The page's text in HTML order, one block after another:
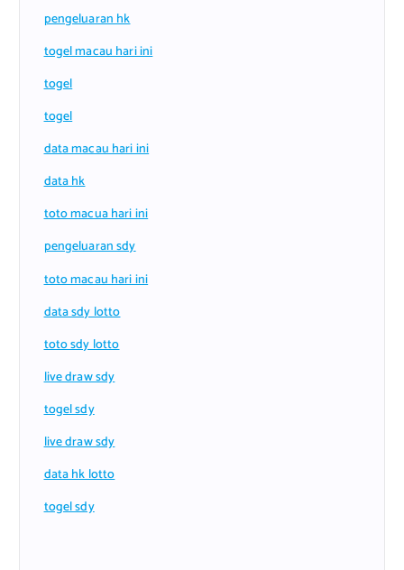
pengeluaran hk
togel macau hari ini
togel
togel
data macau hari ini
data hk
toto macua hari ini
pengeluaran sdy
toto macau hari ini
data sdy lotto
toto sdy lotto
live draw sdy
togel sdy
live draw sdy
data hk lotto
togel sdy